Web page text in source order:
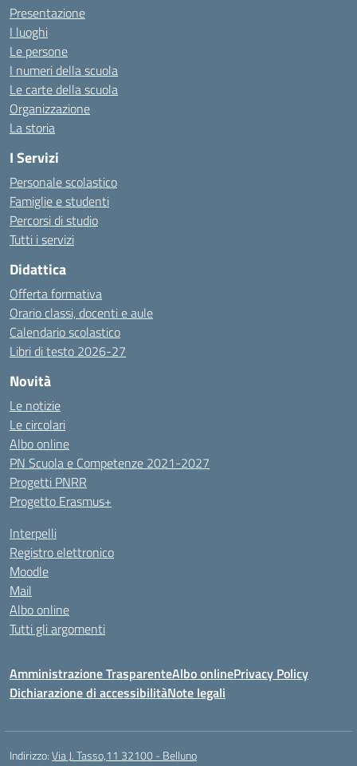
Presentazione
I luoghi
Le persone
I numeri della scuola
Le carte della scuola
Organizzazione
La storia
I Servizi
Personale scolastico
Famiglie e studenti
Percorsi di studio
Tutti i servizi
Didattica
Offerta formativa
Orario classi, docenti e aule
Calendario scolastico
Libri di testo 2026-27
Novità
Le notizie
Le circolari
Albo online
PN Scuola e Competenze 2021-2027
Progetti PNRR
Progetto Erasmus+
Interpelli
Registro elettronico
Moodle
Mail
Albo online
Tutti gli argomenti
Amministrazione TrasparenteAlbo onlinePrivacy Policy
Dichiarazione di accessibilitàNote legali
Indirizzo:Via J. Tasso,11 32100 - Belluno